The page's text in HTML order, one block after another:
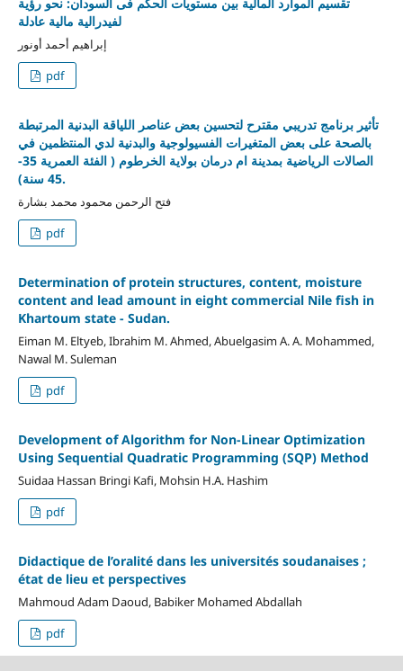
لفيدرالية مالية عادلة
إبراهيم أحمد أونور
pdf
تأثير برنامج تدريبي مقترح لتحسين بعض عناصر اللياقة البدنية المرتبطة
بالصحة على بعض المتغيرات الفسيولوجية والبدنية لدي المنتظمين في
الصالات الرياضية بمدينة ام درمان بولاية الخرطوم ( الفئة العمرية 35-
45 سنة).
فتح الرحمن محمود محمد بشارة
pdf
Determination of protein structures, content, moisture
content and lead amount in eight commercial Nile fish in
Khartoum state - Sudan.
Eiman M. Eltyeb, Ibrahim M. Ahmed, Abuelgasim A. A. Mohammed,
Nawal M. Suleman
pdf
Development of Algorithm for Non-Linear Optimization
Using Sequential Quadratic Programming (SQP) Method
Suidaa Hassan Bringi Kafi, Mohsin H.A. Hashim
pdf
Didactique de l’oralité dans les universités soudanaises ;
état de lieu et perspectives
Mahmoud Adam Daoud, Babiker Mohamed Abdallah
pdf